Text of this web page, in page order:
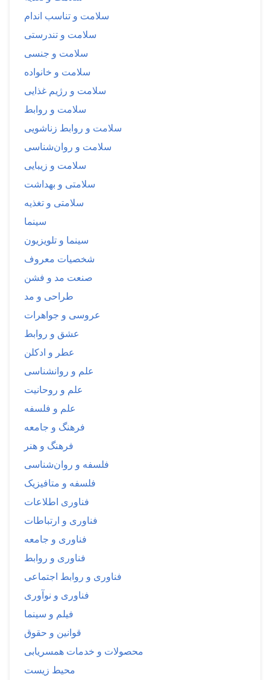
سلامت و تناسب اندام
سلامت و تندرستی
سلامت و جنسی
سلامت و خانواده
سلامت و رژیم غذایی
سلامت و روابط
سلامت و روابط زناشویی
سلامت و روان‌شناسی
سلامت و زیبایی
سلامتی و بهداشت
سلامتی و تغذیه
سینما
سینما و تلویزیون
شخصیات معروف
صنعت مد و فشن
طراحی و مد
عروسی و جواهرات
عشق و روابط
عطر و ادکلن
علم و روانشناسی
علم و روحانیت
علم و فلسفه
فرهنگ و جامعه
فرهنگ و هنر
فلسفه و روان‌شناسی
فلسفه و متافیزیک
فناوری اطلاعات
فناوری و ارتباطات
فناوری و جامعه
فناوری و روابط
فناوری و روابط اجتماعی
فناوری و نوآوری
فیلم و سینما
قوانین و حقوق
محصولات و خدمات همسریابی
محیط زیست